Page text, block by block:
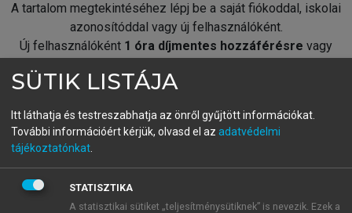
A tartalom megtekintéséhez lépj be a saját fiókoddal, iskolai
azonosítóddal vagy új felhasználóként.
Új felhasználóként 1 óra díjmentes hozzáférésre vagy
fiókoddal,vagy hozz létre új fiókot.
A regisztráció után apróbaidőszakautomatikusan
BELÉPÉS SAJÁT FIÓKKAL
SÜTIK LISTÁJA
Itt láthatja és testreszabhatja az önről gyűjtött információkat.
További információért kérjük, olvasd el az adatvédelmi
tájékoztatónkat
STATISZTIKA
A statisztikai sütiket „teljesítménysütiknek” is nevezik. Ezek a